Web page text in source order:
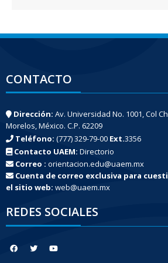
CONTACTO
Dirección: Av. Universidad No. 1001, Col
Morelos, México. C.P. 62209
Teléfono: (777) 329-79-00 Ext.3356
Contacto UAEM: Directorio
Correo : orientacion.edu@uaem.mx
Cuenta de correo exclusiva para
el sitio web: web@uaem.mx
REDES SOCIALES